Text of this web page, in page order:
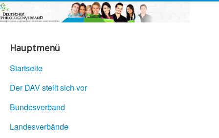
Hauptmenü
Startseite
Der DAV stellt sich vor
Bundesverband
Landesverbände